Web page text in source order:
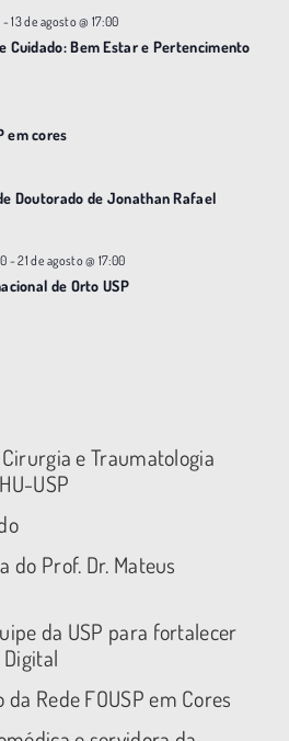
-13 de agosto @ 17:00
Cuidado: Bem Estar e Pertencimento
em cores
Doutorado de Jonathan Rafael
-21 de agosto @ 17:00
de Orto USP
e Traumatologia
USP
do Prof. Dr. Mateus
da USP para fortalecer
Rede FOUSP em Cores